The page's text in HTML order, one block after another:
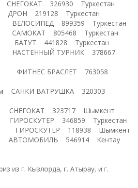
326930 Туркестан
219128 Туркестан
ВЕЛОСИПЕД 899359 Туркестан
САМОКАТ 805468 Туркестан
БАТУТ 441828 Туркестан
НАСТЕННЫЙ ТУРНИК 378667
БРАСЛЕТ 763058
САНКИ ВАТРУШКА 320303
СНЕГОКАТ 323717 Шымкент
ГИРОСКУТЕР 346859 Туркестан
ГИРОСКУТЕР 118938 Шымкент
АВТОМОБИЛЬ 546914 Кентау
из г. Кызлорда, г. Атырау, и г.